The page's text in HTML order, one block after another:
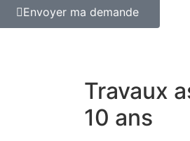
Envoyer ma demande
Travaux
10 ans